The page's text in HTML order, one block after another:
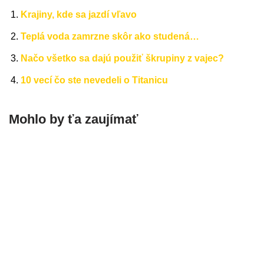
Krajiny, kde sa jazdí vľavo
Teplá voda zamrzne skôr ako studená…
Načo všetko sa dajú použiť škrupiny z vajec?
10 vecí čo ste nevedeli o Titanicu
Mohlo by ťa zaujímať